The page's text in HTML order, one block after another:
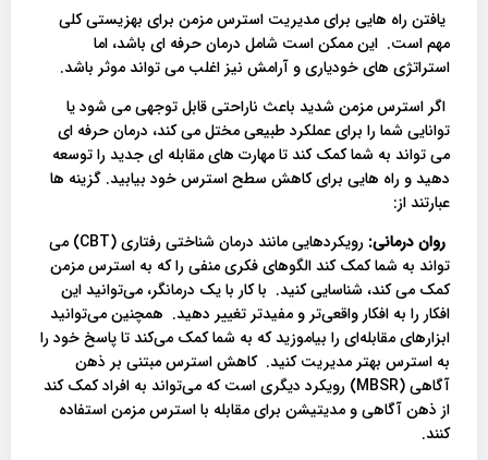
یافتن راه هایی برای مدیریت استرس مزمن برای بهزیستی کلی
مهم است. این ممکن است شامل درمان حرفه ای باشد، اما
استراتژی های خودیاری و آرامش نیز اغلب می تواند موثر باشد.
اگر استرس مزمن شدید باعث ناراحتی قابل توجهی می شود یا
توانایی شما را برای عملکرد طبیعی مختل می کند، درمان حرفه ای
می تواند به شما کمک کند تا مهارت های مقابله ای جدید را توسعه
دهید و راه هایی برای کاهش سطح استرس خود بیابید. گزینه ها
عبارتند از:
روان درمانی:
رویکردهایی مانند درمان شناختی رفتاری (CBT) می
تواند به شما کمک کند الگوهای فکری منفی را که به استرس مزمن
کمک می کند، شناسایی کنید. با کار با یک درمانگر، می‌توانید این
افکار را به افکار واقعی‌تر و مفیدتر تغییر دهید. همچنین می‌توانید
ابزارهای مقابله‌ای را بیاموزید که به شما کمک می‌کند تا پاسخ خود را
به استرس بهتر مدیریت کنید. کاهش استرس مبتنی بر ذهن
آگاهی (MBSR) رویکرد دیگری است که می‌تواند به افراد کمک کند
از ذهن آگاهی و مدیتیشن برای مقابله با استرس مزمن استفاده
کنند.